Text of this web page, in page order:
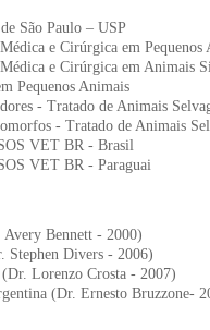
São Paulo – USP
e Cirúrgica em Pequenos
e Cirúrgica em Animais
Pequenos Animais
- Tratado de Animais
- Tratado de Animais
VET BR - Brasil
VET BR - Paraguai
Bennett - 2000)
Divers - 2006)
Lorenzo Crosta - 2007)
(Dr. Ernesto Bruzzone-